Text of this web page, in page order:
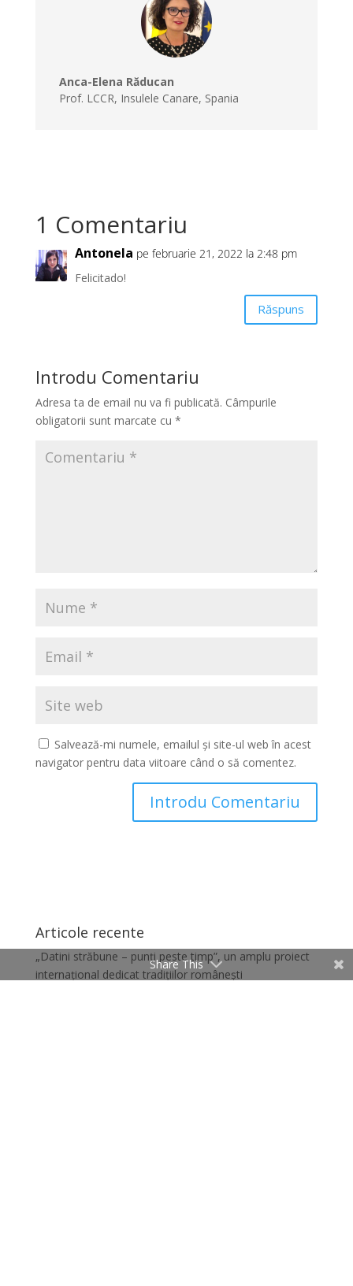
Anca-Elena Răducan
Prof. LCCR, Insulele Canare, Spania
1 Comentariu
Antonela pe februarie 21, 2022 la 2:48 pm
Felicitado!
Răspuns
Introdu Comentariu
Adresa ta de email nu va fi publicată. Câmpurile
obligatorii sunt marcate cu *
Salvează-mi numele, emailul și site-ul web în acest
navigator pentru data viitoare când o să comentez.
Articole recente
„Datini străbune – punți peste timp”, un amplu proiect
internațional dedicat tradițiilor românești
Share This